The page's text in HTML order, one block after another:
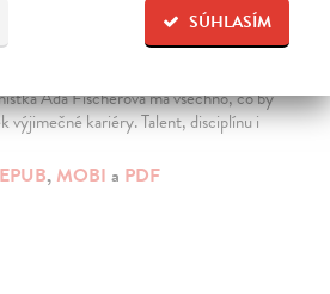
SÚHLASÍM
kniha
Ada Fischerová má všechno, co by
výjimečné kariéry. Talent, disciplínu i
EPUB, MOBI a PDF